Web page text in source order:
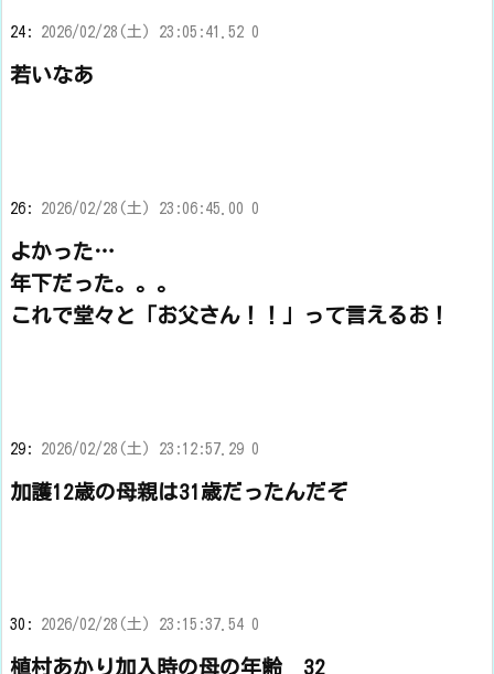
24: 2026/02/28(土) 23:05:41.52 0
若いなあ
26: 2026/02/28(土) 23:06:45.00 0
よかった…
年下だった。。。
これで堂々と「お父さん！！」って言えるお！
29: 2026/02/28(土) 23:12:57.29 0
加護12歳の母親は31歳だったんだぞ
30: 2026/02/28(土) 23:15:37.54 0
植村あかり加入時の母の年齢 32